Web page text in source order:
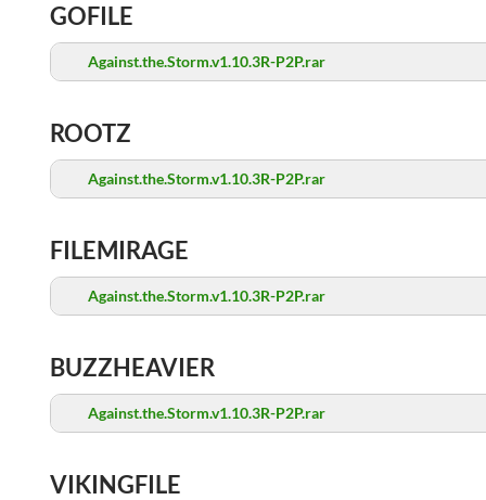
GOFILE
Against.the.Storm.v1.10.3R-P2P.rar
ROOTZ
Against.the.Storm.v1.10.3R-P2P.rar
FILEMIRAGE
Against.the.Storm.v1.10.3R-P2P.rar
BUZZHEAVIER
Against.the.Storm.v1.10.3R-P2P.rar
VIKINGFILE